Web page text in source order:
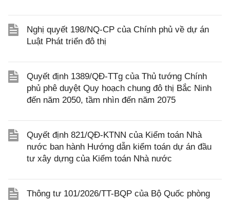
Nghị quyết 198/NQ-CP của Chính phủ về dự án
Luật Phát triển đô thị
Quyết định 1389/QĐ-TTg của Thủ tướng Chính
phủ phê duyệt Quy hoạch chung đô thị Bắc Ninh
đến năm 2050, tầm nhìn đến năm 2075
Quyết định 821/QĐ-KTNN của Kiểm toán Nhà
nước ban hành Hướng dẫn kiểm toán dự án đầu
tư xây dựng của Kiểm toán Nhà nước
Thông tư 101/2026/TT-BQP của Bộ Quốc phòng